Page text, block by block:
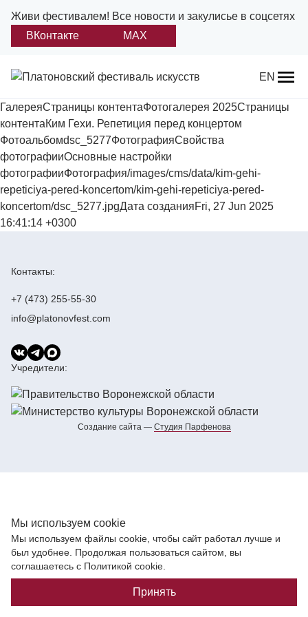
Живи фестивалем! Все новости и закулисье в соцсетях
ВКонтакте
MAX
EN
Назад
О фестивале
Платонов
Положение о фестивале
Учредители и партнеры
Платоновская премия
Отчеты и документы
ГалереяСтраницы контентаФотогалерея 2025Страницы
контентаКим Гехи. Репетиция перед концертом
Фотоальбомdsc_5277ФотографияСвойства
фотографииОсновные настройки
фотографииФотография/images/cms/data/kim-gehi-
repeticiya-pered-koncertom/kim-gehi-repeticiya-pered-
koncertom/dsc_5277.jpgДата созданияFri, 27 Jun 2025
16:41:14 +0300
Контакты:
+7 (473) 255-55-30
info@platonovfest.com
Учредители:
Создание сайта — Cтудия Парфенова
Мы используем cookie
Мы используем файлы cookie, чтобы сайт работал лучше и
был удобнее. Продолжая пользоваться сайтом, вы
соглашаетесь с Политикой cookie.
Принять